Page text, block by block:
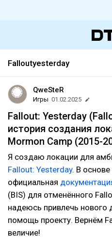
Falloutyesterday
QweSteR
Игры 01.02.2025
Fallout: Yesterday
история создания
Mormon Camp (2015-
Я создаю локации для
Fallout: Yesterday. В
официальная
(BIS) для отменённого
надеюсь привлечь нового
помощь проекту. Вернём
величие!